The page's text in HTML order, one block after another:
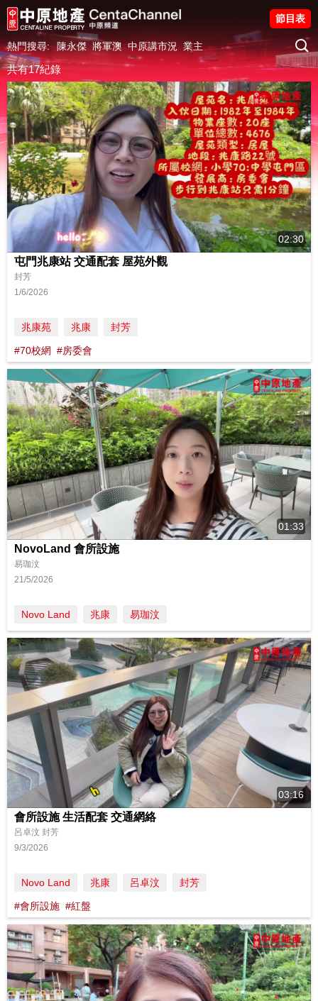
熱門搜尋: 陳永傑 將軍澳 中原講市況 業主
節目表
共有17紀錄
02:30
屯門兆康站 交通配套 屋苑外觀
封芳
1/6/2026
兆康苑 兆康 封芳
#70校網 #房委會
01:33
NovoLand 會所設施
易珈汶
21/5/2026
Novo Land 兆康 易珈汶
03:16
會所設施 生活配套 交通網絡
呂卓汶 封芳
9/3/2026
Novo Land 兆康 呂卓汶 封芳
#會所設施 #紅盤